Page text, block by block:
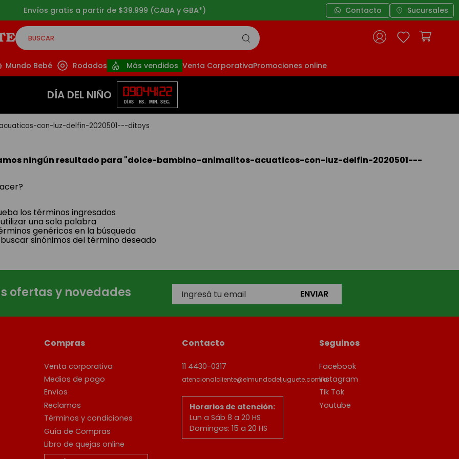
Envíos gratis a partir de $39.999 (CABA y GBA*) Contacto Sucursales
BUSCAR
Mundo Bebé Rodados Más vendidos Venta CorporativaPromociones online
DÍA DEL NIÑO 09
DÍAS
04
HS.
41
MIN.
22
SEG.
con-luz-delfin-2020501---ditoys
ningún resultado para "dolce-bambino-animalitos-acuaticos-con-luz-delfin-2020501---
los términos ingresados
una sola palabra
genéricos en la búsqueda
sinónimos del término deseado
ofertas y novedades ENVIAR
Compras
Venta corporativa
Medios de pago
Envíos
Reclamos
Términos y condiciones
Guía de Compras
Libro de quejas online
Contacto
11 4430-0317
atencionalcliente@elmundodeljuguete.com.ar
Horarios de atención:
Lun a Sáb 8 a 20 HS
Domingos: 15 a 20 HS
Seguinos
Facebook
Instagram
Tik Tok
Youtube